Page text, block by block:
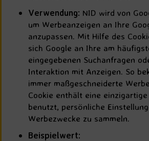
Verwendung: NID wird von
um Werbeanzeigen an Ihre
anzupassen. Mit Hilfe des
sich Google an Ihre am
eingegebenen Suchanfragen
Interaktion mit Anzeigen. So
immer maßgeschneiderte
Cookie enthält eine
benutzt, persönliche
Werbezwecke zu sammeln.
Beispielwert: